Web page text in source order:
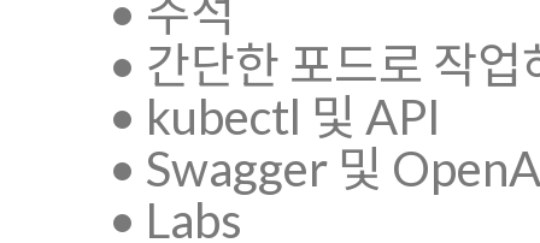
• 주석
• 간단한 포드로 작업
• kubectl 및 API
• Swagger 및
• Labs